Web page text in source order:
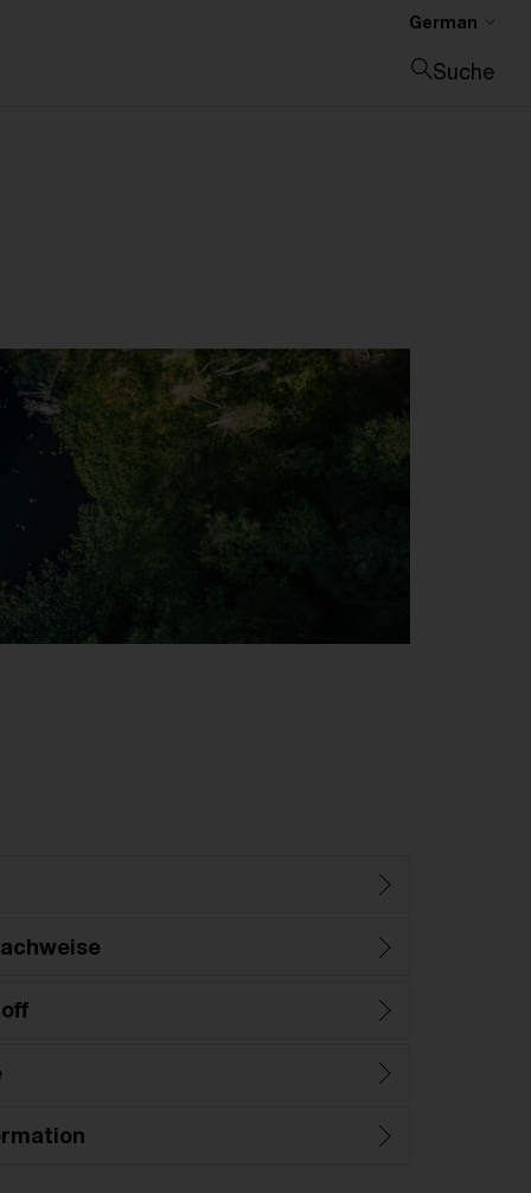
German
Suche